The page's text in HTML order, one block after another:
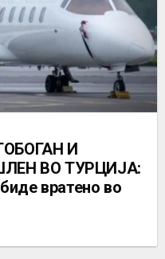
И
ВО ТУРЦИЈА:
вратено во